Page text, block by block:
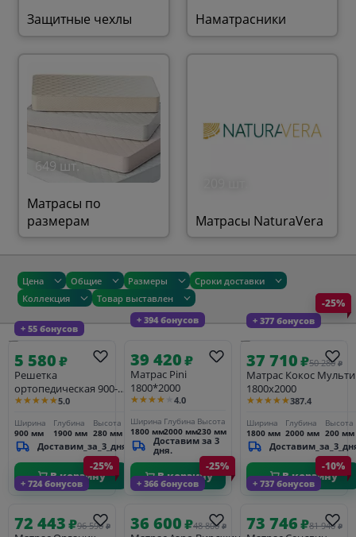
Защитные чехлы Наматрасники
649 шт.
Матрасы по
размерам
Матрасы NaturaVera
Цена Общие Размеры
Сроки доставки
Коллекция
Товар выставлен
+ 55 бонусов
5 580₽
Решетка
ортопедическая 900-
1900 (с опорами)
★★★★★5.0
Ширина
900 мм
Глубина
1900 мм
Высота
280 мм
Доставим_за_3_дня
В корзину
+ 394 бонусов
39 420₽
Матрас Pini
1800*2000
★★★★★ 4.0
Ширина
1800 мм
Глубина
2000 мм
Высота
230 мм
Доставим за 3
дня.
В корзину
+ 377 бонусов
-25%
37 710₽50 280 ₽
Матрас Кокос Мульти
1800х2000
★★★★★387.4
Ширина
1800 мм
Глубина
2000 мм
Высота
200 мм
В корзину
+ 724 бонусов
-25%
72 443₽96 590 ₽
+ 366 бонусов
-25%
36 600₽48 800 ₽
+ 737 бонусов
-10%
73 746₽81 940 ₽